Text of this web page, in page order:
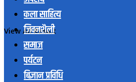
View All Result
कला साहित्य
जिवनशैली
समाज
पर्यटन
बिज्ञान प्रविधि